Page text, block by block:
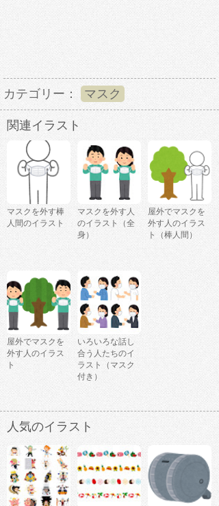
カテゴリー： マスク
関連イラスト
マスクを外す棒
人間のイラスト
マスクを外す人
のイラスト（全
身）
屋外でマスクを
外す人のイラス
ト（棒人間）
屋外でマスクを
外す人のイラス
ト
いろいろな話し
合う人たちのイ
ラスト（マスク
付き）
人気のイラスト